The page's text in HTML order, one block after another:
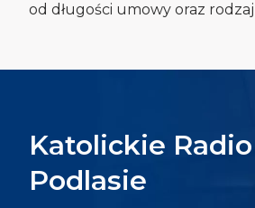
od długości umowy oraz
Katolickie Radio
Podlasie